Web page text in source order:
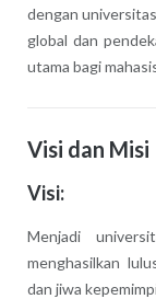
dengan
global dan
utama bagi
Visi dan Misi
Visi:
Menjadi
menghasilkan
dan jiwa